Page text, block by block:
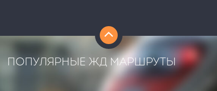
ПОПУЛЯРНЫЕ ЖД МАРШРУТЫ